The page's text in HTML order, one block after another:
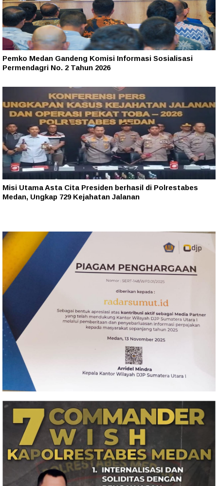
Pemko Medan Gandeng Komisi Informasi Sosialisasi
Permendagri No. 2 Tahun 2026
Misi Utama Asta Cita Presiden berhasil di Polrestabes
Medan, Ungkap 729 Kejahatan Jalanan